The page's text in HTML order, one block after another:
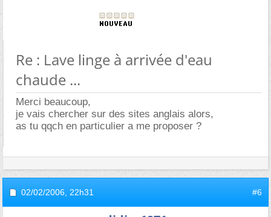
Re : Lave linge à arrivée d'eau
chaude ...
Merci beaucoup,
je vais chercher sur des sites anglais alors,
as tu qqch en particulier a me proposer ?
02/02/2006, 22h31 #6